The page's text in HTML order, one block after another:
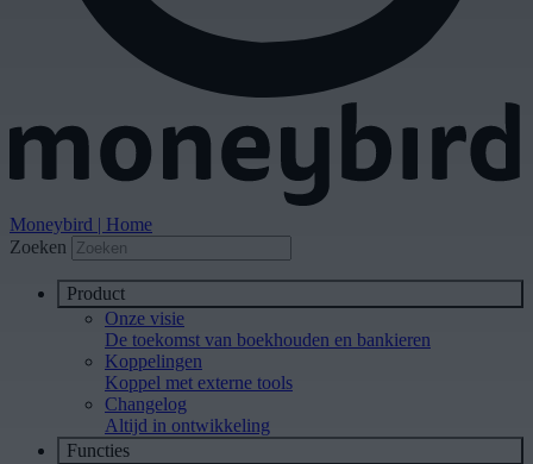
Moneybird | Home
Zoeken
Product
Onze visie
De toekomst van boekhouden en bankieren
Koppelingen
Koppel met externe tools
Changelog
Altijd in ontwikkeling
Functies